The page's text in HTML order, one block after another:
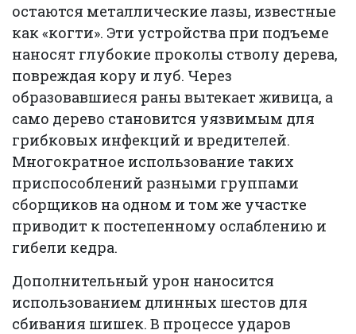
остаются металлические лазы, известные
как «когти». Эти устройства при подъеме
наносят глубокие проколы стволу дерева,
повреждая кору и луб. Через
образовавшиеся раны вытекает живица, а
само дерево становится уязвимым для
грибковых инфекций и вредителей.
Многократное использование таких
приспособлений разными группами
сборщиков на одном и том же участке
приводит к постепенному ослаблению и
гибели кедра.
Дополнительный урон наносится
использованием длинных шестов для
сбивания шишек. В процессе ударов